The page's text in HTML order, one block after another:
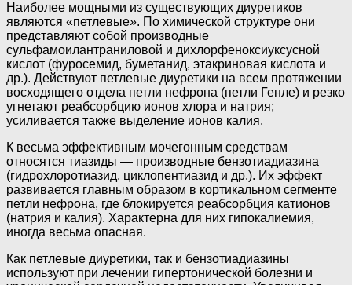
Наиболее мощными из существующих диуретиков
являются «петлевые». По химической структуре они
представляют собой производные
сульфамоилантраниловой и дихлорфеноксиуксусной
кислот (фуросемид, буметанид, этакриновая кислота и
др.). Действуют петлевые диуретики на всем протяжении
восходящего отдела петли нефрона (петли Генле) и резко
угнетают реабсорбцию ионов хлора и натрия;
усиливается также выделение ионов калия.
К весьма эффективным мочегонным средствам
относятся тиазиды — производные бензотиадиазина
(гидрохлоротиазид, циклопентиазид и др.). Их эффект
развивается главным образом в кортикальном сегменте
петли нефрона, где блокируется реабсорбция катионов
(натрия и калия). Характерна для них гипокалиемия,
иногда весьма опасная.
Как петлевые диуретики, так и бензотиадиазины
используют при лечении гипертонической болезни и